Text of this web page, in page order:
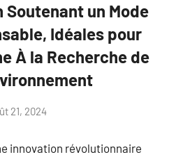
Soutenant un Mode
Idéales pour
À la Recherche de
21, 2024
innovation révolutionnaire